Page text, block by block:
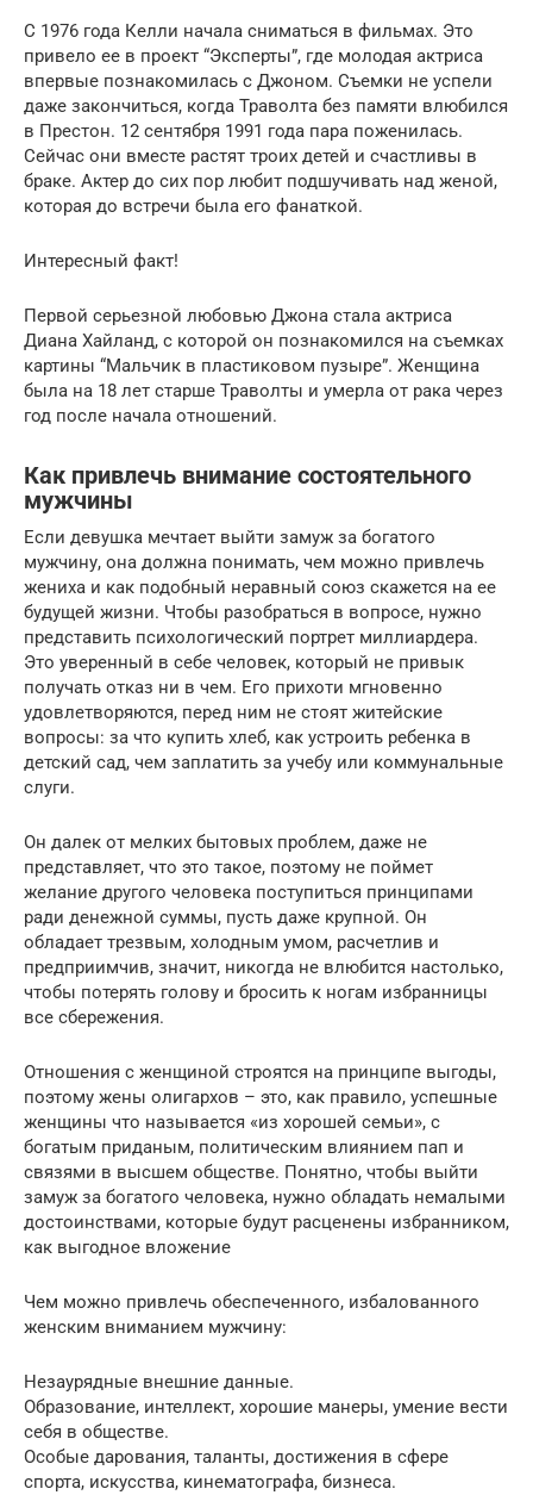
С 1976 года Келли начала сниматься в фильмах. Это
привело ее в проект “Эксперты”, где молодая актриса
впервые познакомилась с Джоном. Съемки не успели
даже закончиться, когда Траволта без памяти влюбился
в Престон. 12 сентября 1991 года пара поженилась.
Сейчас они вместе растят троих детей и счастливы в
браке. Актер до сих пор любит подшучивать над женой,
которая до встречи была его фанаткой.
Интересный факт!
Первой серьезной любовью Джона стала актриса
Диана Хайланд, с которой он познакомился на съемках
картины “Мальчик в пластиковом пузыре”. Женщина
была на 18 лет старше Траволты и умерла от рака через
год после начала отношений.
Как привлечь внимание состоятельного
мужчины
Если девушка мечтает выйти замуж за богатого
мужчину, она должна понимать, чем можно привлечь
жениха и как подобный неравный союз скажется на ее
будущей жизни. Чтобы разобраться в вопросе, нужно
представить психологический портрет миллиардера.
Это уверенный в себе человек, который не привык
получать отказ ни в чем. Его прихоти мгновенно
удовлетворяются, перед ним не стоят житейские
вопросы: за что купить хлеб, как устроить ребенка в
детский сад, чем заплатить за учебу или коммунальные
слуги.
Он далек от мелких бытовых проблем, даже не
представляет, что это такое, поэтому не поймет
желание другого человека поступиться принципами
ради денежной суммы, пусть даже крупной. Он
обладает трезвым, холодным умом, расчетлив и
предприимчив, значит, никогда не влюбится настолько,
чтобы потерять голову и бросить к ногам избранницы
все сбережения.
Отношения с женщиной строятся на принципе выгоды,
поэтому жены олигархов – это, как правило, успешные
женщины что называется «из хорошей семьи», с
богатым приданым, политическим влиянием пап и
связями в высшем обществе. Понятно, чтобы выйти
замуж за богатого человека, нужно обладать немалыми
достоинствами, которые будут расценены избранником,
как выгодное вложение
Чем можно привлечь обеспеченного, избалованного
женским вниманием мужчину:
Незаурядные внешние данные.
Образование, интеллект, хорошие манеры, умение вести
себя в обществе.
Особые дарования, таланты, достижения в сфере
спорта, искусства, кинематографа, бизнеса.